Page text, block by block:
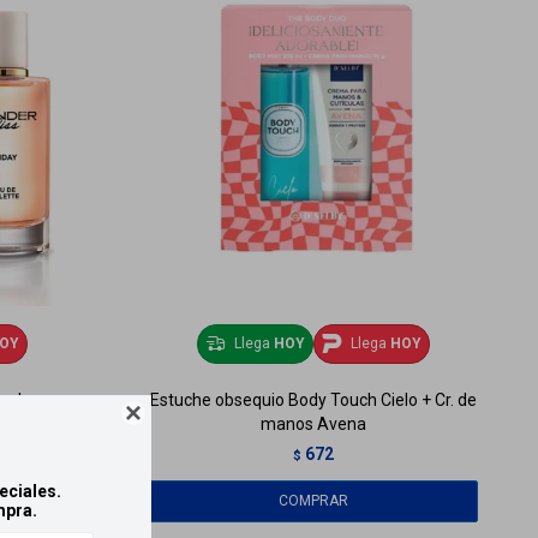

ml
Llega HOY Llega HOY
Estuche obsequio Body Touch Cielo + Cr. de
manos Avena
$ 672